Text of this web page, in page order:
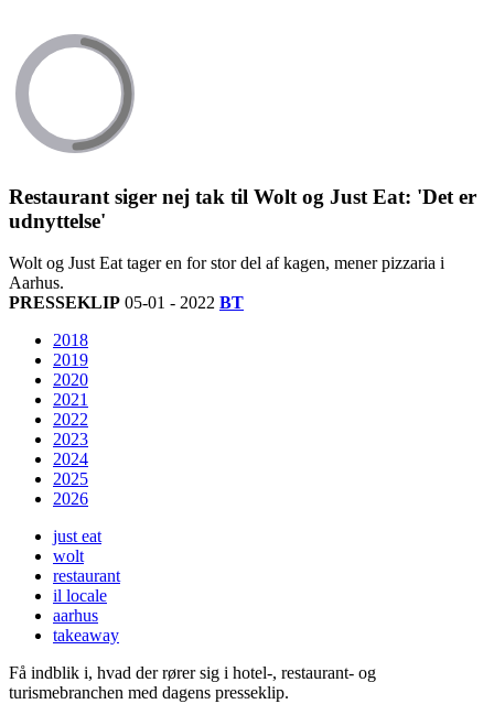
Restaurant siger nej tak til Wolt og Just Eat: 'Det er
udnyttelse'
Wolt og Just Eat tager en for stor del af kagen, mener pizzaria i
Aarhus.
PRESSEKLIP 05-01 - 2022 BT
2018
2019
2020
2021
2022
2023
2024
2025
2026
just eat
wolt
restaurant
il locale
aarhus
takeaway
Få indblik i, hvad der rører sig i hotel-, restaurant- og
turismebranchen med dagens presseklip.